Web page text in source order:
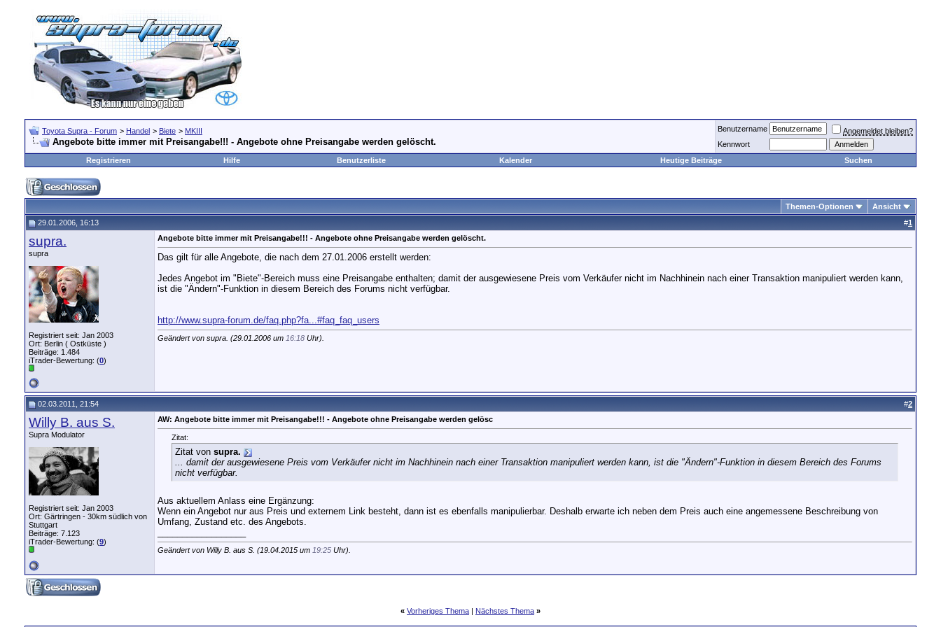
Toyota Supra - Forum > Handel > Biete > MKIII
Angebote bitte immer mit Preisangabe!!! - Angebote ohne Preisangabe werden gelöscht.
Benutzername
Angemeldet bleiben?
Kennwort
Registrieren
Hilfe Benutzerliste Kalender Heutige Beiträge Suchen
Themen-Optionen
Ansicht
29.01.2006, 16:13
#1
supra.
supra
Registriert seit: Jan 2003
Ort: Berlin ( Ostküste )
Beiträge: 1.484
iTrader-Bewertung: (0)
Angebote bitte immer mit Preisangabe!!! - Angebote ohne Preisangabe werden gelöscht.
Das gilt für alle Angebote, die nach dem 27.01.2006 erstellt werden:
Jedes Angebot im "Biete"-Bereich muss eine Preisangabe enthalten; damit der ausgewiesene Preis vom Verkäufer nicht im Nachhinein nach einer Transaktion manipuliert werden kann,
ist die "Ändern"-Funktion in diesem Bereich des Forums nicht verfügbar.
http://www.supra-forum.de/faq.php?fa...#faq_faq_users
Geändert von supra. (29.01.2006 um 16:18 Uhr).
02.03.2011, 21:54 #2
Willy B. aus S.
Supra Modulator
Registriert seit: Jan 2003
Ort: Gärtringen - 30km südlich von
Stuttgart
Beiträge: 7.123
iTrader-Bewertung: (9)
AW: Angebote bitte immer mit Preisangabe!!! - Angebote ohne Preisangabe werden gelösc
Zitat:
Zitat von supra.
... damit der ausgewiesene Preis vom Verkäufer nicht im Nachhinein nach einer Transaktion manipuliert werden kann, ist die "Ändern"-Funktion in diesem Bereich des Forums
nicht verfügbar.
Aus aktuellem Anlass eine Ergänzung:
Wenn ein Angebot nur aus Preis und externem Link besteht, dann ist es ebenfalls manipulierbar. Deshalb erwarte ich neben dem Preis auch eine angemessene Beschreibung von
Umfang, Zustand etc. des Angebots.
Geändert von Willy B. aus S. (19.04.2015 um 19:25 Uhr).
« Vorheriges Thema | Nächstes Thema »